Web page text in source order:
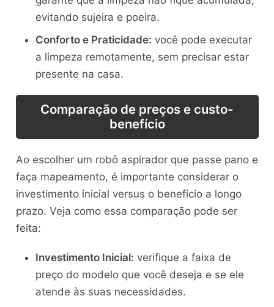
evitando sujeira e poeira.
Conforto e Praticidade: você pode executar
a limpeza remotamente, sem precisar estar
presente na casa.
Comparação de preços e custo-
benefício
Ao escolher um robô aspirador que passe pano e
faça mapeamento, é importante considerar o
investimento inicial versus o benefício a longo
prazo. Veja como essa comparação pode ser
feita:
Investimento Inicial: verifique a faixa de
preço do modelo que você deseja e se ele
atende às suas necessidades.